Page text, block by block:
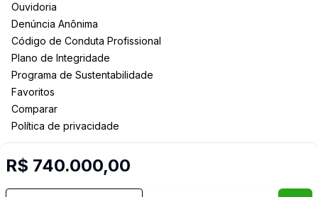
R$ 740.000,00
Ouvidoria
Denúncia Anônima
Código de Conduta Profissional
Plano de Integridade
Programa de Sustentabilidade
Favoritos
Comparar
Política de privacidade
Selo de Tecnologia Loft